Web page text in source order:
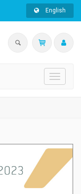
English
Toggle